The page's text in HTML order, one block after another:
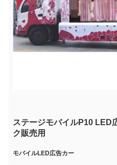
ステージモバイルP10 LED
ク販売用
モバイルLED広告カー